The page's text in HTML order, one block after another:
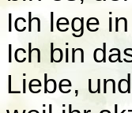
Ich lege
Ich bin
Liebe,